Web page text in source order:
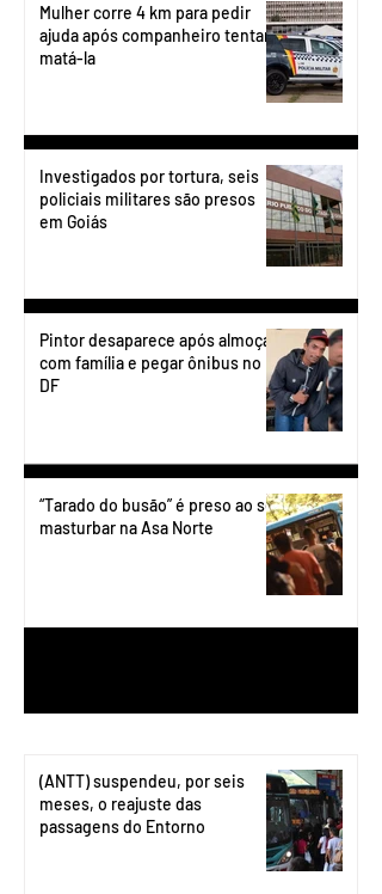
Mulher corre 4 km para pedir
ajuda após companheiro tentar
matá-la
Investigados por tortura, seis
policiais militares são presos
em Goiás
Pintor desaparece após almoçar
com família e pegar ônibus no
DF
“Tarado do busão” é preso ao se
masturbar na Asa Norte
(ANTT) suspendeu, por seis
meses, o reajuste das
passagens do Entorno